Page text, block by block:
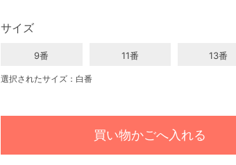
サイズ
9番 11番 13番
選択されたサイズ：白番
買い物かごへ入れる